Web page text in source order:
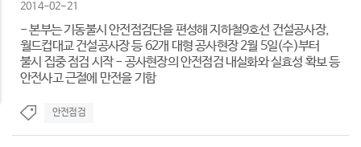
2014-02-21
- 본부는 기동불시 안전점검단을 편성해 지하철9호선 건설공사장,
월드컵대교 건설공사장 등 62개 대형 공사현장 2월 5일(수)부터
불시 집중 점검 시작 - 공사현장의 안전점검 내실화와 실효성 확보 등
안전사고 근절에 만전을 기함
안전점검